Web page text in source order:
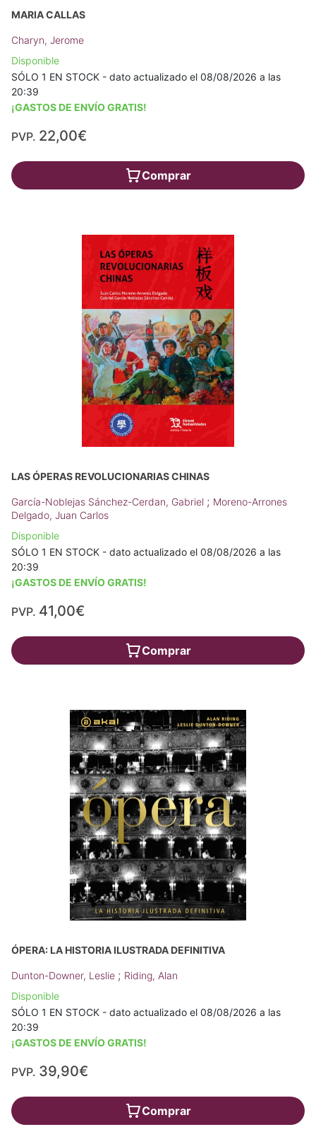
MARIA CALLAS
Charyn, Jerome
Disponible
SÓLO 1 EN STOCK - dato actualizado el 08/08/2026 a las
20:39
¡GASTOS DE ENVÍO GRATIS!
PVP. 22,00€
Comprar
LAS ÓPERAS REVOLUCIONARIAS CHINAS
García-Noblejas Sánchez-Cerdan, Gabriel ; Moreno-Arrones
Delgado, Juan Carlos
Disponible
SÓLO 1 EN STOCK - dato actualizado el 08/08/2026 a las
20:39
¡GASTOS DE ENVÍO GRATIS!
PVP. 41,00€
Comprar
ÓPERA: LA HISTORIA ILUSTRADA DEFINITIVA
Dunton-Downer, Leslie ; Riding, Alan
Disponible
SÓLO 1 EN STOCK - dato actualizado el 08/08/2026 a las
20:39
¡GASTOS DE ENVÍO GRATIS!
PVP. 39,90€
Comprar